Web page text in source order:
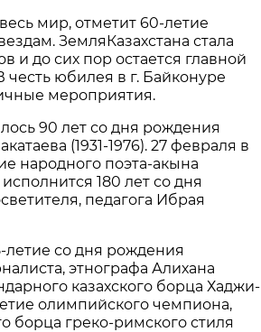
мир, отметит 60-летие
ЗемляКазахстана стала
и до сих пор остается главной
юбилея в г. Байконуре
мероприятия.
90 лет со дня рождения
(1931-1976). 27 февраля в
народного поэта-акына
180 лет со дня
педагога Ибрая
летие со дня рождения
этнографа Алихана
казахского борца Хаджи-
олимпийского чемпиона,
борца греко-римского стиля